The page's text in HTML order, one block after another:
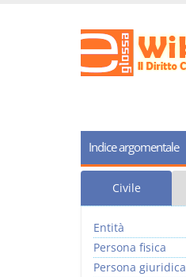
Indice argomentale
Civile
Entità
Persona fisica
Persona giuridica